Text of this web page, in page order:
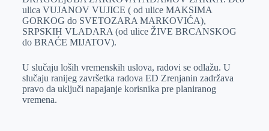
p
ulica VUJANOV VUJICE ( od ulice MAKSIMA
GORKOG do SVETOZARA MARKOVIĆA),
SRPSKIH VLADARA (od ulice ŽIVE BRCANSKOG
do BRAĆE MIJATOV).
U slučaju loših vremenskih uslova, radovi se odlažu. U
slučaju ranijeg završetka radova ED Zrenjanin zadržava
pravo da uključi napajanje korisnika pre planiranog
vremena.